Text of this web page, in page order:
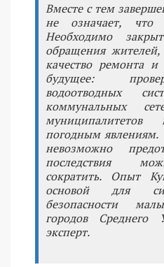
Вместе с тем
не означает, что
Необходимо
обращения жителей,
качество ремонта
будущее:
водоотводных
коммунальных
муниципалитетов
погодным явлениям.
невозможно
последствия
сократить. Опыт
основой для
безопасности
городов Среднего
эксперт.